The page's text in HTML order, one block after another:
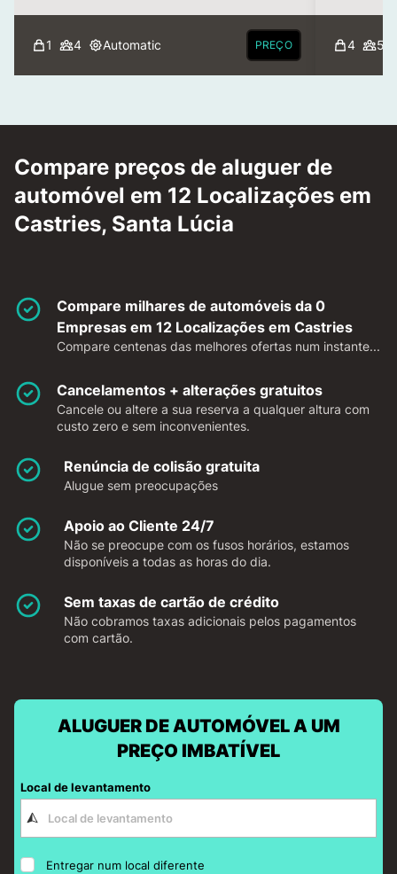
1 4 Automatic PREÇO 4 5
Compare preços de aluguer de
automóvel em 12 Localizações em
Castries, Santa Lúcia
Compare milhares de automóveis da 0
Empresas em 12 Localizações em Castries
Compare centenas das melhores ofertas num instante...
Cancelamentos + alterações gratuitos
Cancele ou altere a sua reserva a qualquer altura com
custo zero e sem inconvenientes.
Renúncia de colisão gratuita
Alugue sem preocupações
Apoio ao Cliente 24/7
Não se preocupe com os fusos horários, estamos
disponíveis a todas as horas do dia.
Sem taxas de cartão de crédito
Não cobramos taxas adicionais pelos pagamentos
com cartão.
ALUGUER DE AUTOMÓVEL A UM
PREÇO IMBATÍVEL
Local de levantamento
Entregar num local diferente